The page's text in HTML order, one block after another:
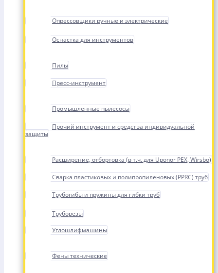
Опрессовщики ручные и электрические
Оснастка для инструментов
Пилы
Пресс-инструмент
Промышленные пылесосы
Прочий инструмент и средства индивидуальной
защиты
Расширение, отбортовка (в т.ч. для Uponor PEX, Wirsbo)
Сварка пластиковых и полипропиленовых (PPRC) труб
Трубогибы и пружины для гибки труб
Труборезы
Углошлифмашины
Фены технические